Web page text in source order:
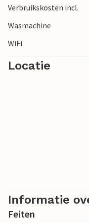
vakantiewoning voor
glas wijn.
Verbruikskosten incl.
Wasmachine
WiFi
Locatie
Informatie
Feiten